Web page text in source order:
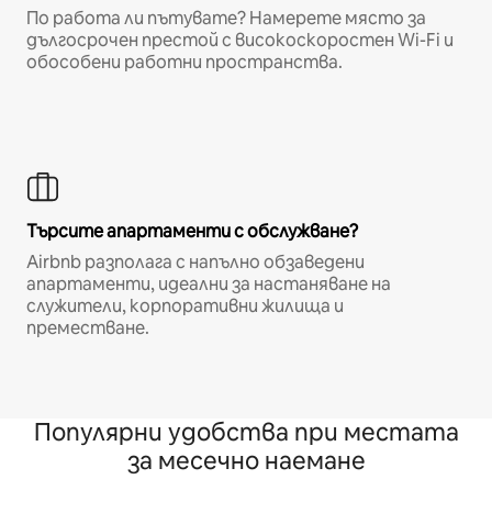
По работа ли пътувате? Намерете място за
дългосрочен престой с високоскоростен Wi-Fi и
обособени работни пространства.
Търсите апартаменти с обслужване?
Airbnb разполага с напълно обзаведени
апартаменти, идеални за настаняване на
служители, корпоративни жилища и
преместване.
Популярни удобства при местата
за месечно наемане